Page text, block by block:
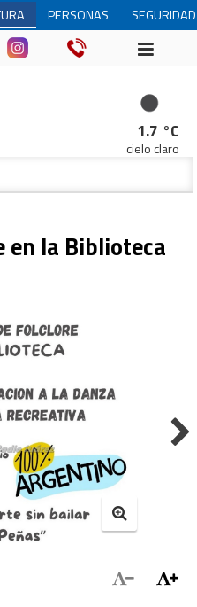
PERSONAS
MAYORES
SEGURIDAD
1.7 °C
cielo claro
en la Biblioteca